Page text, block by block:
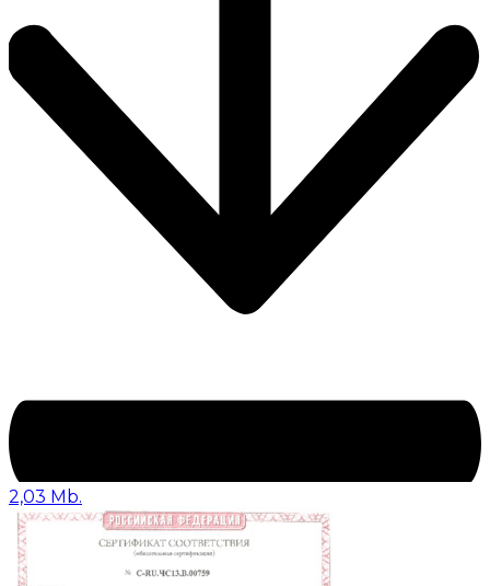
2,03 Mb.